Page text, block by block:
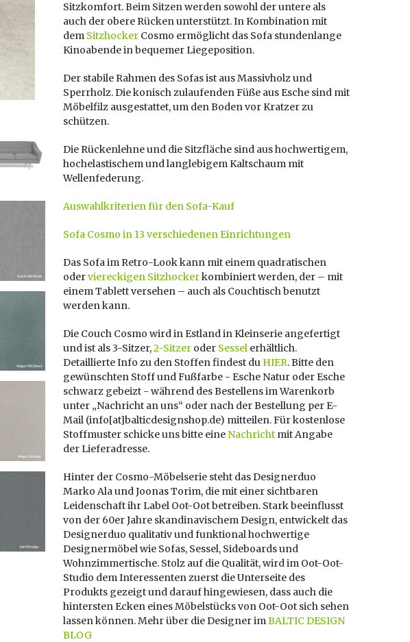
Sitzkomfort. Beim Sitzen werden sowohl der untere als
auch der obere Rücken unterstützt. In Kombination mit
dem Sitzhocker Cosmo ermöglicht das Sofa stundenlange
Kinoabende in bequemer Liegeposition.
Der stabile Rahmen des Sofas ist aus Massivholz und
Sperrholz. Die konisch zulaufenden Füße aus Esche sind mit
Möbelfilz ausgestattet, um den Boden vor Kratzer zu
schützen.
Die Rückenlehne und die Sitzfläche sind aus hochwertigem,
hochelastischem und langlebigem Kaltschaum mit
Wellenfederung.
Auswahlkriterien für den Sofa-Kauf
Sofa Cosmo in 13 verschiedenen Einrichtungen
Das Sofa im Retro-Look kann mit einem quadratischen
oderviereckigen Sitzhockerkombiniert werden, der – mit
einem Tablett versehen – auch als Couchtisch benutzt
werden kann.
Die Couch Cosmo wird in Estland in Kleinserie angefertigt
und ist als 3-Sitzer,2-Sitzer oder Sessel erhältlich.
Detaillierte Info zu den Stoffen findest du HIER. Bitte den
gewünschten Stoff und Fußfarbe - Esche Natur oder Esche
schwarz gebeizt - während des Bestellens im Warenkorb
unter „Nachricht an uns“ oder nach der Bestellung per E-
Mail (info[at]balticdesignshop.de) mitteilen. Für kostenlose
Stoffmuster schicke uns bitte eine Nachricht mit Angabe
der Lieferadresse.
Hinter der Cosmo-Möbelserie steht das Designerduo
Marko Ala und Joonas Torim, die mit einer sichtbaren
Leidenschaft ihr Label Oot-Oot betreiben. Stark beeinflusst
von der 60er Jahre skandinavischem Design, entwickelt das
Designerduo qualitativ und funktional hochwertige
Designermöbel wie Sofas, Sessel, Sideboards und
Wohnzimmertische. Stolz auf die Qualität, wird im Oot-Oot-
Studio dem Interessenten zuerst die Unterseite des
Produkts gezeigt und darauf hingewiesen, dass auch die
hintersten Ecken eines Möbelstücks von Oot-Oot sich sehen
lassen können. Mehr über die Designer imBALTIC DESIGN
BLOG